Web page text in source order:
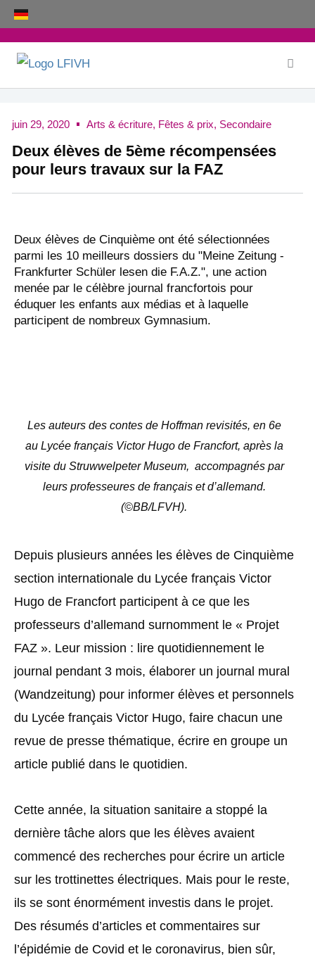
Aller
au
contenu
juin 29, 2020 Arts & écriture, Fêtes & prix, Secondaire
Deux élèves de 5ème récompensées
pour leurs travaux sur la FAZ
Deux élèves de Cinquième ont été sélectionnées
parmi les 10 meilleurs dossiers du "Meine Zeitung -
Frankfurter Schüler lesen die F.A.Z.", une action
menée par le célèbre journal francfortois pour
éduquer les enfants aux médias et à laquelle
participent de nombreux Gymnasium.
Les auteurs des contes de Hoffman revisités, en 6e
au Lycée français Victor Hugo de Francfort, après la
visite du Struwwelpeter Museum, accompagnés par
leurs professeures de français et d’allemand.
(©BB/LFVH).
Depuis plusieurs années les élèves de Cinquième
section internationale du Lycée français Victor
Hugo de Francfort participent à ce que les
professeurs d’allemand surnomment le « Projet
FAZ ». Leur mission : lire quotidiennement le
journal pendant 3 mois, élaborer un journal mural
(Wandzeitung) pour informer élèves et personnels
du Lycée français Victor Hugo, faire chacun une
revue de presse thématique, écrire en groupe un
article publié dans le quotidien.
Cette année, la situation sanitaire a stoppé la
dernière tâche alors que les élèves avaient
commencé des recherches pour écrire un article
sur les trottinettes électriques. Mais pour le reste,
ils se sont énormément investis dans le projet.
Des résumés d’articles et commentaires sur
l’épidémie de Covid et le coronavirus, bien sûr,